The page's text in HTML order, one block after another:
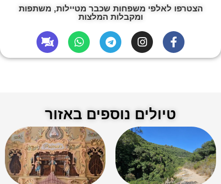
הצטרפו לאלפי משפחות שכבר מטיילות, משתפות
ומקבלות המלצות
טיולים נוספים באזור